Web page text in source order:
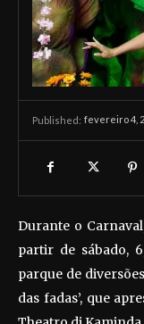
Published: fevereiro 4,
Durante o
partir de sábado,
parque de
das fadas’, que